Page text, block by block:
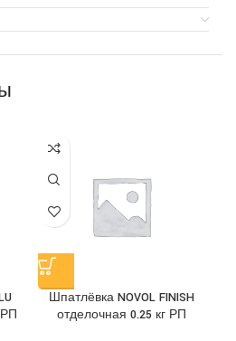
Шпатлёвка NOVOL FINISH
отделочная 0.25 кг РП